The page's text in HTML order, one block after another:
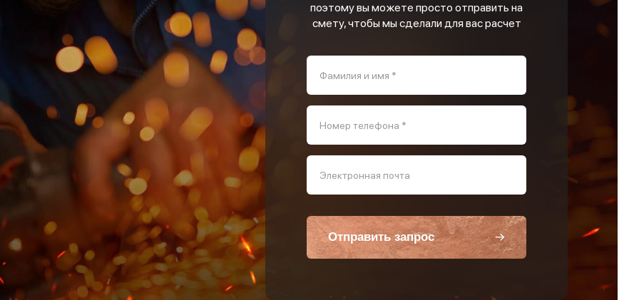
поэтому вы можете просто отправить на
смету, чтобы мы сделали для вас расчет
Фамилия и имя *
Номер телефона *
Электронная почта
Отправить запрос